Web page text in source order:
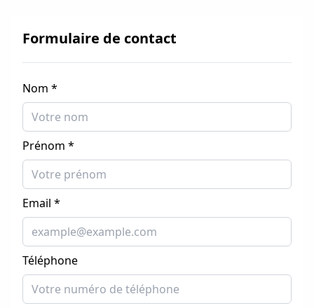
Formulaire de contact
Nom *
Prénom *
Email *
Téléphone